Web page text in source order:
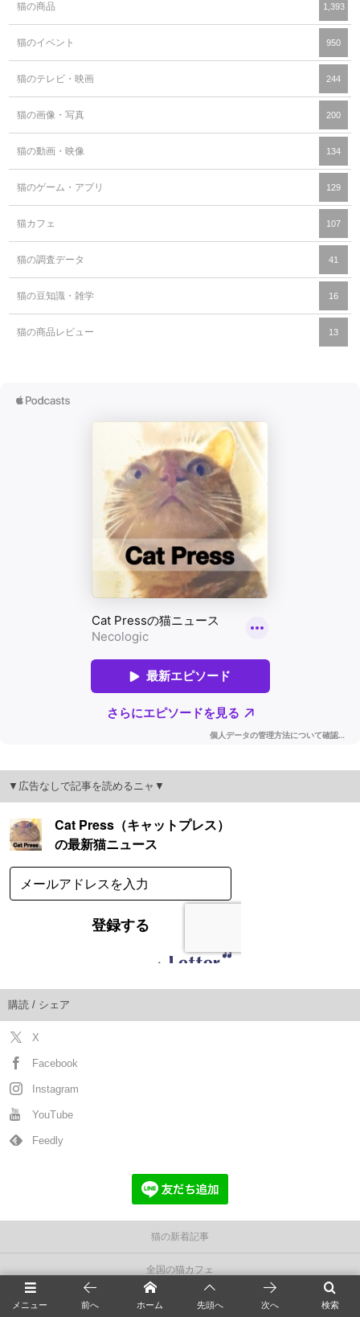
猫の商品 1,393
猫のイベント 950
猫のテレビ・映画 244
猫の画像・写真 200
猫の動画・映像 134
猫のゲーム・アプリ 129
猫カフェ 107
猫の調査データ 41
猫の豆知識・雑学 16
猫の商品レビュー 13
▼広告なしで記事を読めるニャ▼
購読 / シェア
X
Facebook
Instagram
YouTube
Feedly
猫の新着記事
全国の猫カフェ
猫の飼い方
メニュー 検索
前へ ホーム 先頭へ 次へ